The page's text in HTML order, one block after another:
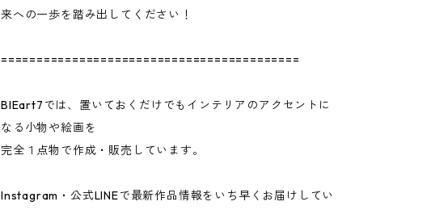
来への一歩を踏み出してください！
==========================================
BIEart7では、置いておくだけでもインテリアのアクセントに
なる小物や絵画を
完全１点物で作成・販売しています。
Instagram・公式LINEで最新作品情報をいち早くお届けしてい